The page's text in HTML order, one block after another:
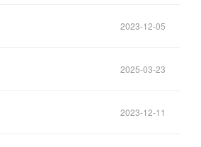
2023-12-05
2025-03-23
2023-12-11